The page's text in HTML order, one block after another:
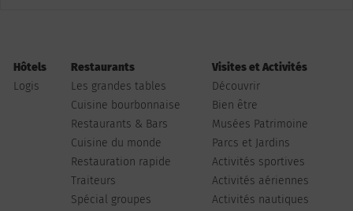
Hôtels
Logis
Restaurants
Les grandes tables
Cuisine bourbonnaise
Restaurants & Bars
Cuisine du monde
Restauration rapide
Traiteurs
Spécial groupes
Visites et Activités
Découvrir
Bien être
Musées Patrimoine
Parcs et Jardins
Activités sportives
Activités aériennes
Activités nautiques